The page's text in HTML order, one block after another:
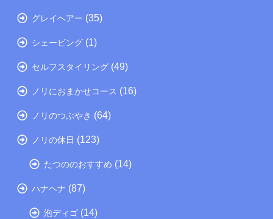
グレイヘアー (35)
シェービング (1)
セルフスタイリング (49)
ノリにおまかせコース (16)
ノリのつぶやき (64)
ノリの休日 (123)
たつののおすすめ (14)
ハナヘナ (87)
泡ディゴ (14)